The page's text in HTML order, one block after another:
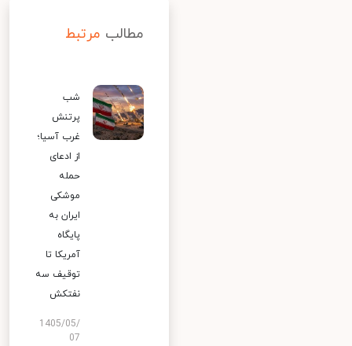
مطالب مرتبط
شب
پرتنش
غرب آسیا؛
از ادعای
حمله
موشکی
ایران به
پایگاه
آمریکا تا
توقیف سه
نفتکش
1405/05/
07